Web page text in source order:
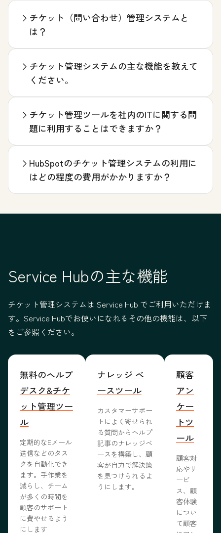
チケット（問い合わせ）管理システムと
は？
チケット管理システムの主な機能を教えて
ください。
チケット管理ツールを社内のITに関する問
題に利用することはできますか？
HubSpotのチケット管理システムの利用に
はどの程度の費用がかかりますか？
Service Hubの主な機能
チケット管理システムは Service Hub でご利用いただけま
す。Service Hubでお使いになれるその他の機能は、以下
をご参照ください。
無料のヘルプ
デスク&チケ
ット管理ツー
ル
定期的なEメール
送信などのタス
クを自動化でき
ます。手作業を
減らし、チーム
が多くの時間を
顧客のサポート
に費やせるよう
にします
ナレッジ ベ
ースツール
カスタマーサポー
トによく寄せられ
る質問からヘルプ
記事のナレッジベ
ースを構築し、顧
客が自力で解決策
を見つけられるよ
うにします。
顧客
アン
ケー
トツ
ール
顧客対
応やサ
ービ
ス、顧
客体験
につい
て顧客